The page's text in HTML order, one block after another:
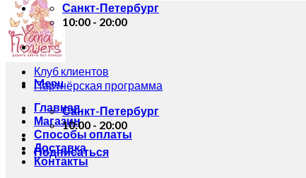
Menu
Главная
Магазин
Способы оплаты
Доставка
Контакты
Санкт-Петербург
10:00 - 20:00
Клуб клиентов
Партнёрская программа
Санкт-Петербург
10:00 - 20:00
Подписаться